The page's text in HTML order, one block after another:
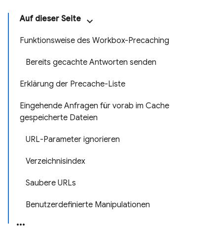
Auf dieser Seite
Funktionsweise des Workbox-Precaching
Bereits gecachte Antworten senden
Erklärung der Precache-Liste
Eingehende Anfragen für vorab im Cache
gespeicherte Dateien
URL-Parameter ignorieren
Verzeichnisindex
Saubere URLs
Benutzerdefinierte Manipulationen